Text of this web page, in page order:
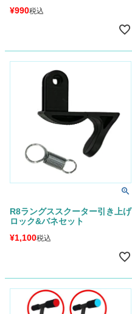
¥990税込
R8ラングススクーター引き上げ
ロック&バネセット
¥1,100税込